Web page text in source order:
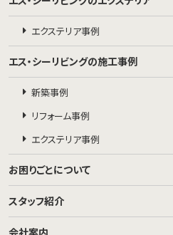
エクステリア事例
エス・シーリビングの施工事例
新築事例
リフォーム事例
エクステリア事例
お困りごとについて
スタッフ紹介
会社案内